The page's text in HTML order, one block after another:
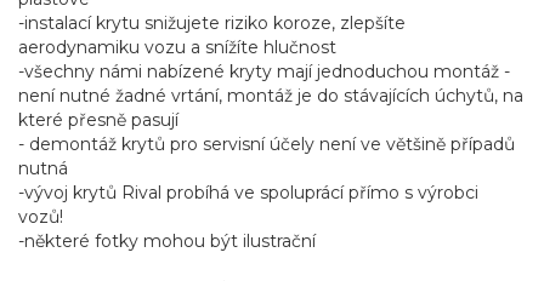
-instalací krytu snižujete riziko koroze, zlepšíte
aerodynamiku vozu a snížíte hlučnost
-všechny námi nabízené kryty mají jednoduchou montáž -
není nutné žadné vrtání, montáž je do stávajících úchytů, na
které přesně pasují
- demontáž krytů pro servisní účely není ve většině případů
nutná
-vývoj krytů Rival probíhá ve spoluprácí přímo s výrobci
vozů!
-některé fotky mohou být ilustrační